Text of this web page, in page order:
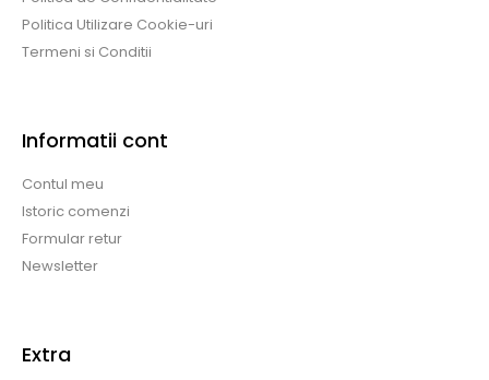
Politica Utilizare Cookie-uri
Termeni si Conditii
Informatii cont
Contul meu
Istoric comenzi
Formular retur
Newsletter
Extra